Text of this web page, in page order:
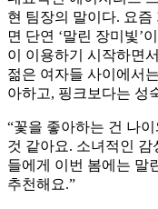
현 팀장의 말이다. 요
면 단연 ‘말린 장미빛’
이 이용하기 시작하면
젊은 여자들 사이에서
아하고, 핑크보다는 성
“꽃을 좋아하는 건 나
것 같아요. 소녀적인
들에게 이번 봄에는 말
추천해요.”